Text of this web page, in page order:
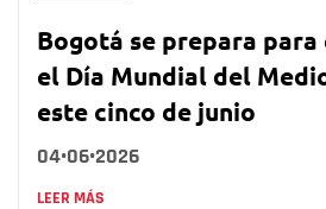
Bogotá se prepara
el Día Mundial del
este cinco de junio
04•06•2026
LEER MÁS